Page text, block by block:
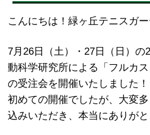
こんにちは！緑ヶ丘テニスガー
7月26日（土）・27日（日）の
動科学研究所による「フルカス
の受注会を開催いたしました！
初めての開催でしたが、大変
込みいただき、本当にありがと